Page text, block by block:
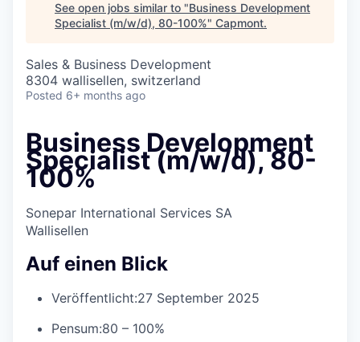
See open jobs similar to "Business Development
Specialist (m/w/d), 80-100%" Capmont.
Sales & Business Development
8304 wallisellen, switzerland
Posted 6+ months ago
Business Development
Specialist (m/w/d), 80-
100%
Sonepar International Services SA
Wallisellen
Auf einen Blick
Veröffentlicht:27 September 2025
Pensum:80 – 100%